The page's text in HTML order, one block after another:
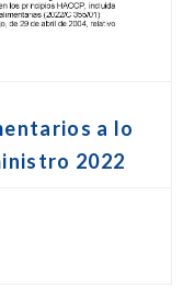
a lo
2022